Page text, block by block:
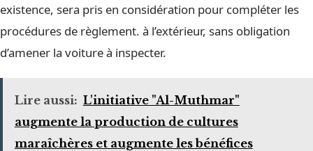
existence, sera pris en considération pour compléter les
procédures de règlement. à l’extérieur, sans obligation
d’amener la voiture à inspecter.
Lire aussi: L'initiative "Al-Muthmar"
augmente la production de cultures
maraîchères et augmente les bénéfices